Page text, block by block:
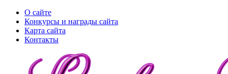
О сайте
Конкурсы и награды сайта
Карта сайта
Контакты